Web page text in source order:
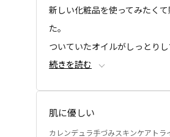
アオモジ果実油、オレンジ果皮油
アオイ油、パルマローザ油、ベル
ル、ポリクオタニウム-51、モンモ
ェノキシエタノール
●カレンデュラ手づみローション：
カレンデュラ手づみロ
ーション
カレン
新しい化粧品を使ってみたくて
た。
ついていたオイルがしっとり
りました。化粧水だけ残ってし
続きを読む
肌に優しい
カレンデュラ手づみスキンケアトラ